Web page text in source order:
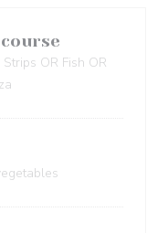
OR Fish OR